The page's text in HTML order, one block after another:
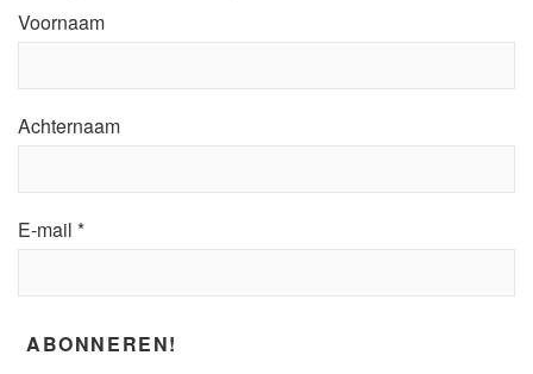
Voornaam
Achternaam
E-mail *